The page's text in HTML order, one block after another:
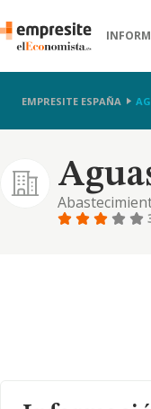
EMPRESITE ESPAÑA